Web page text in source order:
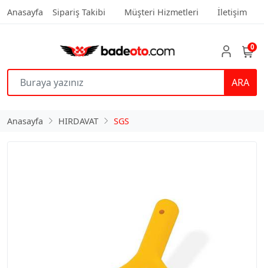
Anasayfa Sipariş Takibi Müşteri Hizmetleri İletişim
ARA
0
Anasayfa HIRDAVAT SGS